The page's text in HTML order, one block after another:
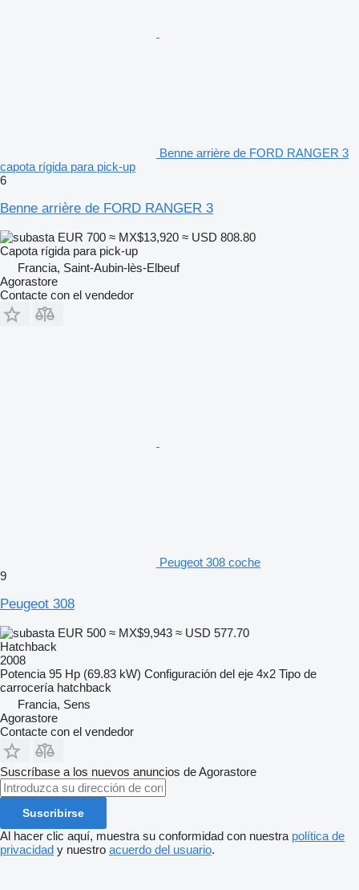
Benne arrière de FORD RANGER 3
capota rígida para pick-up
6
Benne arrière de FORD RANGER 3
EUR 700 ≈ MX$13,920 ≈ USD 808.80
Capota rígida para pick-up
Francia, Saint-Aubin-lès-Elbeuf
Agorastore
Contacte con el vendedor
Peugeot 308 coche
9
Peugeot 308
EUR 500 ≈ MX$9,943 ≈ USD 577.70
Hatchback
2008
Potencia 95 Hp (69.83 kW) Configuración del eje 4x2 Tipo de
carrocería hatchback
Francia, Sens
Agorastore
Contacte con el vendedor
Suscríbase a los nuevos anuncios de Agorastore
Suscribirse
Al hacer clic aquí, muestra su conformidad con nuestra política de
privacidad y nuestro acuerdo del usuario.